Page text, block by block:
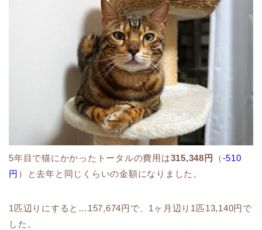
5年目で猫にかかったトータルの費用は315,348円 （-510
円 ）と去年と同じくらいの金額になりました。
1匹辺りにすると…157,674円で、1ヶ月辺り1匹13,140円で
した。